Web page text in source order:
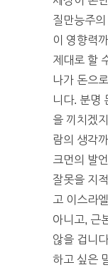
질만능주
이 영향력
제대로 할
나가 돈으
니다. 분명
을 끼치겠
람의 생각
크먼의 발
잘못을 지
고 이스라
아니고, 근
않을 겁니
하고 싶은